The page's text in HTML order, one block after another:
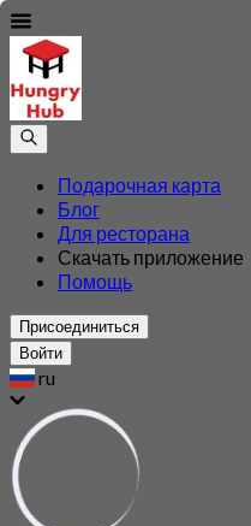
Подарочная карта
Блог
Для ресторана
Скачать приложение
Помощь
Присоединиться
Войти
ru